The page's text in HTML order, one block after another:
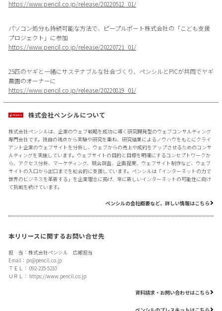
https://www.pencil.co.jp/release/20220512_01/
パソコン処分も持続可能な方法で、ピープルポート株式会社の「こども支援
プロジェクト」に参加
https://www.pencil.co.jp/release/20220721_01/
25匹のヤギと一緒にサステナブルな社会づくり、ペンシルとPICが共同でヤギ
農園のオーナーに
https://www.pencil.co.jp/release/20220819_01/
株式会社ペンシルについて
株式会社ペンシルは、企業のウェブ戦略を成功に導く研究開発型のウェブコンサルティング
専門会社です。独自の視点から実験や研究を重ね、研究結果によるノウハウをもとにクライ
アント企業のウェブサイトを分析し、ウェブからの売上や成約をアップさせるためのコンサ
ルティングを実施しています。ウェブサイトの目的と目標を明確にするコンセプトワークか
ら、アクセス分析、マーケティング、競合調査、企画提案、ウェブサイト制作など、ウェブ
サイトの入口から出口までを総合的に支援しています。ペンシルは「インターネットの力で
世界のビジネスを革新する」を企業理念に掲げ、常に新しいインターネットの可能性に向け
て挑戦を続けています。
ペンシルの会社概要など、詳しい情報はこちら
本リリースに関するお問い合せ先
担 当：株式会社ペンシル 広報担当
Email： pr@pencil.co.jp
ＴＥＬ： 092-235-5210
ＵＲＬ： https://www.pencil.co.jp
資料請求・お問い合わせはこちら